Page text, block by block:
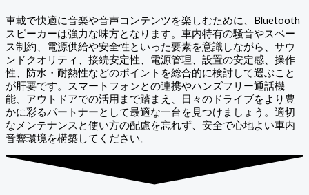
車載で快適に音楽や音声コンテンツを楽しむために、Bluetooth
スピーカーは強力な味方となります。車内特有の騒音やスペー
ス制約、電源供給や安全性といった要素を意識しながら、サウ
ンドクオリティ、接続安定性、電源管理、設置の安定感、操作
性、防水・耐熱性などのポイントを総合的に検討して選ぶこと
が肝要です。スマートフォンとの連携やハンズフリー通話機
能、アウトドアでの活用まで踏まえ、日々のドライブをより豊
かに彩るパートナーとして最適な一台を見つけましょう。適切
なメンテナンスと使い方の配慮を忘れず、安全で心地よい車内
音響環境を構築してください。